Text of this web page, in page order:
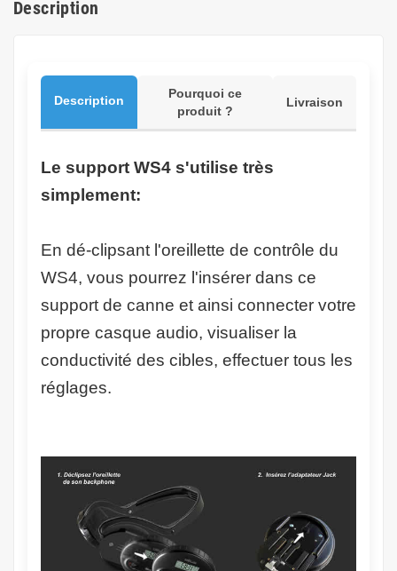
Description
Description
Pourquoi ce
produit ?
Livraison
Le support WS4 s'utilise très
simplement:
En dé-clipsant l'oreillette de contrôle du
WS4, vous pourrez l'insérer dans ce
support de canne et ainsi connecter votre
propre casque audio, visualiser la
conductivité des cibles, effectuer tous les
réglages.